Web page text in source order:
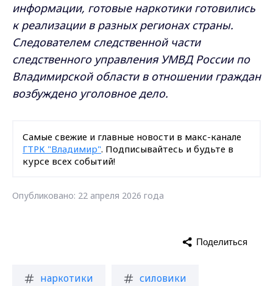
информации, готовые наркотики готовились
к реализации в разных регионах страны.
Следователем следственной части
следственного управления УМВД России по
Владимирской области в отношении граждан
возбуждено уголовное дело.
Самые свежие и главные новости в макс-канале
ГТРК "Владимир". Подписывайтесь и будьте в
курсе всех событий!
Опубликовано: 22 апреля 2026 года
наркотики силовики
Поделиться